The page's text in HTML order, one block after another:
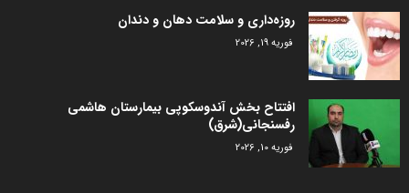
روزه‌داری و سلامت دهان و دندان
فوریه 19, 2026
افتتاح بخش آندوسکوپی بیمارستان هاشمی
رفسنجانی(شرق)
فوریه 10, 2026